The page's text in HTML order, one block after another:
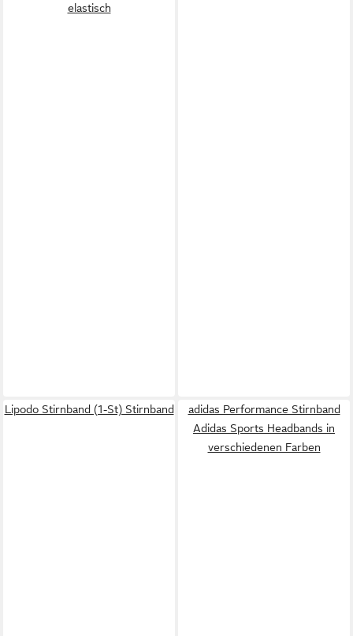
elastisch
Lipodo Stirnband (1-St) Stirnband
adidas Performance Stirnband
Adidas Sports Headbands in
verschiedenen Farben